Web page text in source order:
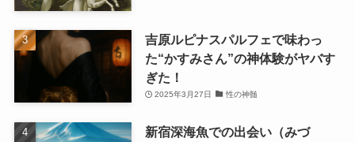
吉原ルピナスパルフェで味わっ
た“かすみさん”の神体験がヤバす
ぎた！
2025年3月27日 性の神髄
新宿深海魚での出会い（みづ